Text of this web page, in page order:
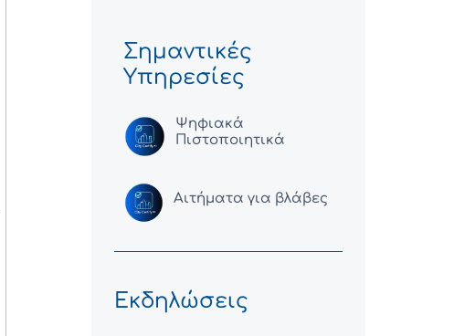
Σημαντικές
Υπηρεσίες
Ψηφιακά
Πιστοποιητικά
Αιτήματα για βλάβες
Εκδηλώσεις